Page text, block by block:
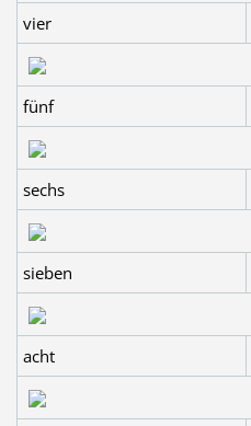
vier
fünf
sechs
sieben
acht